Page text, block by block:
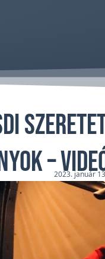
–2023. január